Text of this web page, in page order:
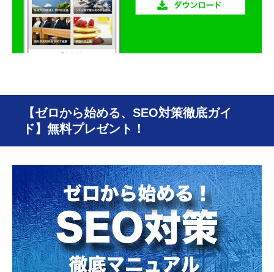
【ゼロから始める、SEO対策徹底ガイ
ド】無料プレゼント！